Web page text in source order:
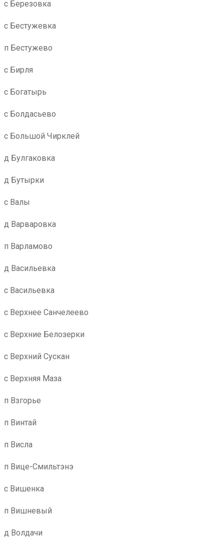
с Березовка
с Бестужевка
п Бестужево
с Бирля
с Богатырь
с Болдасьево
с Большой Чирклей
д Булгаковка
д Бутырки
с Валы
д Варваровка
п Варламово
д Васильевка
с Васильевка
с Верхнее Санчелеево
с Верхние Белозерки
с Верхний Сускан
с Верхняя Маза
п Взгорье
п Винтай
п Висла
п Вице-Смильтэнэ
с Вишенка
п Вишневый
д Волдачи